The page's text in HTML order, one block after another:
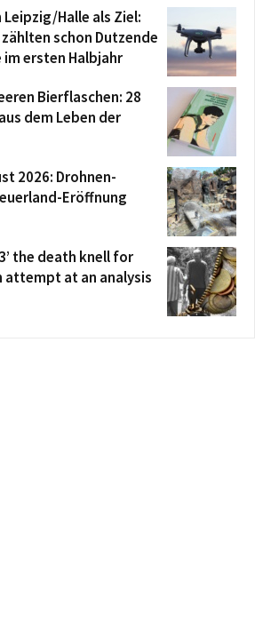
Halle als Ziel:
schon Dutzende
ersten Halbjahr
Bierflaschen: 28
dem Leben der
2026: Drohnen-
Eröffnung
the death knell for
attempt at an analysis